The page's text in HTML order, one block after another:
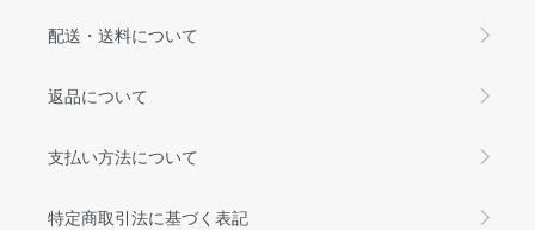
配送・送料について
返品について
支払い方法について
特定商取引法に基づく表記